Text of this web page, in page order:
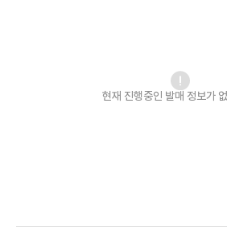
현재 진행중인 발매 정보가